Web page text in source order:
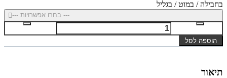
בחבילה / במוט / בגליל
--- בחרו אפשרויות ---
הוספה לסל
תיאור